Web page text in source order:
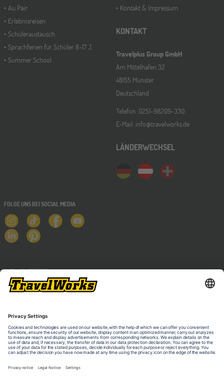
Au Pair
Erlebnisreisen
Schüleraustausch
Sprachferien für Schüler 8-17 J.
Summer School
Kontakt & Impressum
KONTAKT
Travelplus Group GmbH
Am Mittelhafen 32
48155 Münster
Deutschland
Telefon: 0251-98209-330
E-Mail: info@travelworks.de
LÄNDERWECHSEL
FOLGE UNS BEI SOCIAL MEDIA
NEWSLETTER